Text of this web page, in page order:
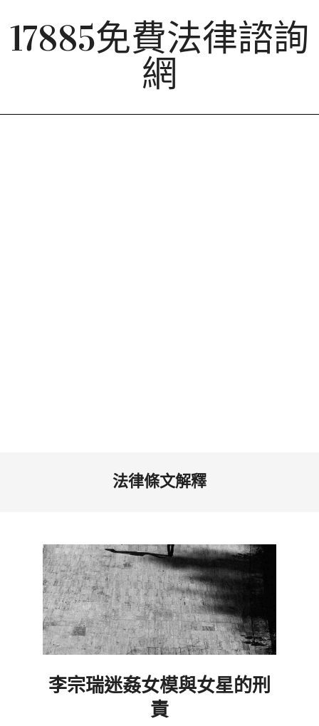
content
17885免費法律諮詢
網
法律條文解釋
李宗瑞迷姦女模與女星的刑
責